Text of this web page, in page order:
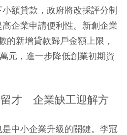
額貸款，政府將改採評分制
企業申請便利性。新創企業
的新增貸款歸戶金額上限，
元，進一步降低創業初期資
才 企業缺工迎解方
中小企業升級的關鍵。李冠